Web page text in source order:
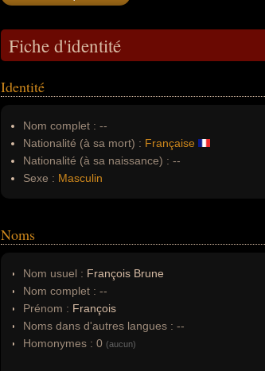
Fiche d'identité
Identité
Nom complet : --
Nationalité (à sa mort) : Française
Nationalité (à sa naissance) : --
Sexe : Masculin
Noms
Nom usuel : François Brune
Nom complet : --
Prénom : François
Noms dans d'autres langues : --
Homonymes : 0 (aucun)